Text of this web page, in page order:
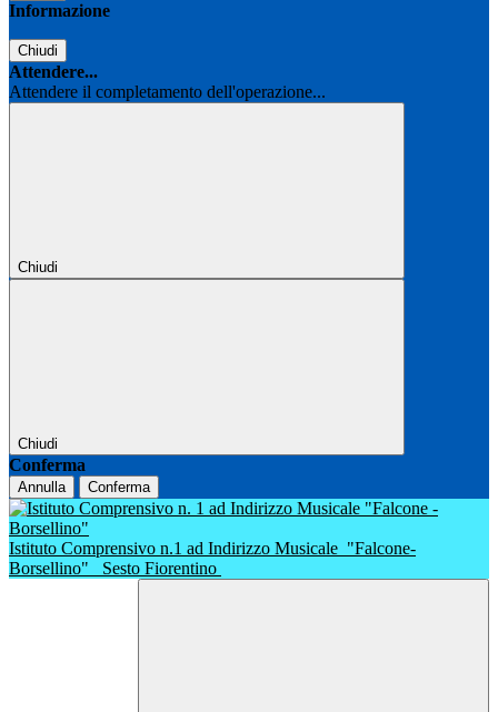
Informazione
Chiudi
Attendere...
Attendere il completamento dell'operazione...
Chiudi
Chiudi
Conferma
Annulla Conferma
Istituto Comprensivo n.1 ad Indirizzo Musicale "Falcone-
Borsellino"
Sesto Fiorentino